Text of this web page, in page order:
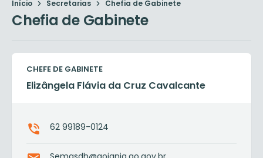
Início Secretarias Chefia de Gabinete
Chefia de Gabinete
CHEFE DE GABINETE
Elizângela Flávia da Cruz Cavalcante
62 99189-0124